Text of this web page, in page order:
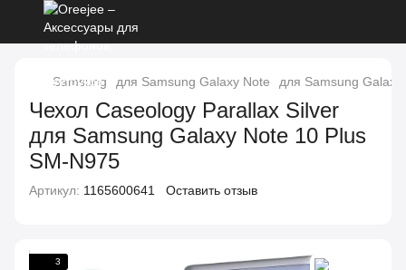
Samsung для Samsung Galaxy Note для Samsung
Чехол Caseology Parallax Silver
для Samsung Galaxy Note 10 Plus
SM-N975
Артикул: 1165600641 Оставить отзыв
3